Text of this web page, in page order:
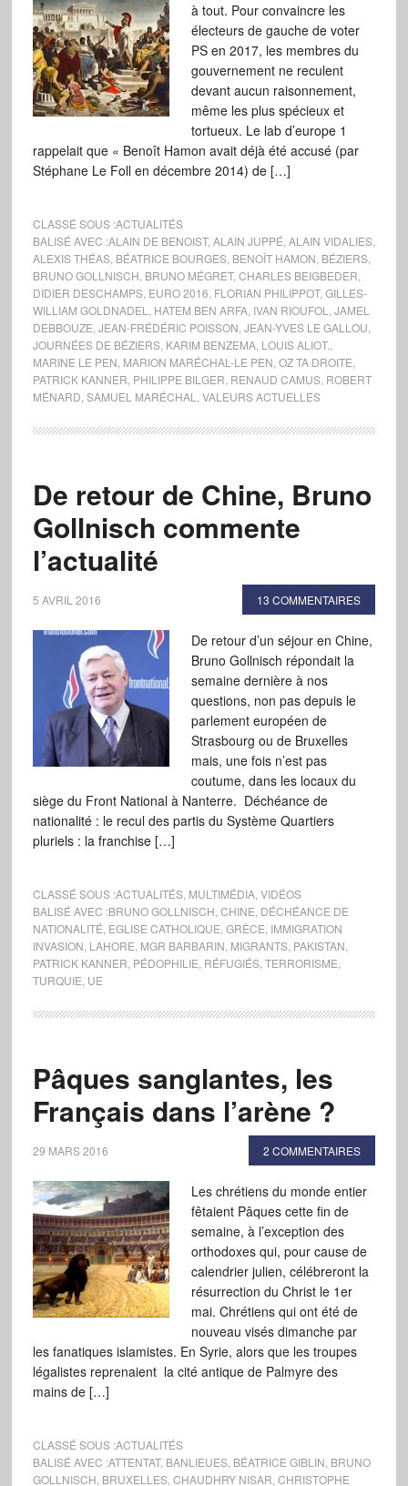
à tout. Pour convaincre les
électeurs de gauche de voter
PS en 2017, les membres du
gouvernement ne reculent
devant aucun raisonnement,
même les plus spécieux et
tortueux. Le lab d’europe 1
rappelait que « Benoît Hamon avait déjà été accusé (par
Stéphane Le Foll en décembre 2014) de […]
CLASSÉ SOUS :ACTUALITÉS
BALISÉ AVEC :ALAIN DE BENOIST, ALAIN JUPPÉ ALAIN VIDALIES,
ALEXIS THÉAS, BÉATRICE BOURGES, BENOÎT HAMON BÉZIERS,
BRUNO GOLLNISCH BRUNO MÉGRET, CHARLES BEIGBEDER
DIDIER DESCHAMPS, EURO 2016 FLORIAN PHILIPPOT, GILLES-
WILLIAM GOLDNADEL
HATEM BEN ARFA, IVAN RIOUFOL
JAMEL
DEBBOUZE JEAN-FRÉDÉRIC POISSON JEAN-YVES LE GALLOU
JOURNÉES DE BÉZIERS, KARIM BENZEMA, LOUIS ALIOT.
MARINE LE PEN MARION MARÉCHAL-LE PEN OZ TA DROITE
PATRICK KANNER PHILIPPE BILGER RENAUD CAMUS, ROBERT
MÉNARD SAMUEL MARÉCHAL VALEURS ACTUELLES
De retour de Chine, Bruno
Gollnisch commente
l’actualité
5 AVRIL 2016 13 COMMENTAIRES
De retour d’un séjour en Chine,
Bruno Gollnisch répondait la
semaine dernière à nos
questions, non pas depuis le
parlement européen de
Strasbourg ou de Bruxelles
mais, une fois n’est pas
coutume, dans les locaux du
siège du Front National à Nanterre. Déchéance de
nationalité : le recul des partis du Système Quartiers
pluriels : la franchise […]
CLASSÉ SOUS :ACTUALITÉS, MULTIMÉDIA, VIDÉOS
BALISÉ AVEC :BRUNO GOLLNISCH CHINE DÉCHÉANCE DE
NATIONALITÉ EGLISE CATHOLIQUE GRÈCE IMMIGRATION
INVASION LAHORE MGR BARBARIN MIGRANTS, PAKISTAN
PATRICK KANNER PÉDOPHILIE RÉFUGIÉS, TERRORISME
TURQUIE UE
Pâques sanglantes, les
Français dans l’arène ?
29 MARS 2016 2 COMMENTAIRES
Les chrétiens du monde entier
fêtaient Pâques cette fin de
semaine, à l’exception des
orthodoxes qui, pour cause de
calendrier julien, célébreront la
résurrection du Christ le 1er
mai. Chrétiens qui ont été de
nouveau visés dimanche par
les fanatiques islamistes. En Syrie, alors que les troupes
légalistes reprenaient la cité antique de Palmyre des
mains de […]
CLASSÉ SOUS :ACTUALITÉS
BALISÉ AVEC :ATTENTAT, BANLIEUES, BÉATRICE GIBLIN BRUNO
GOLLNISCH BRUXELLES, CHAUDHRY NISAR CHRISTOPHE